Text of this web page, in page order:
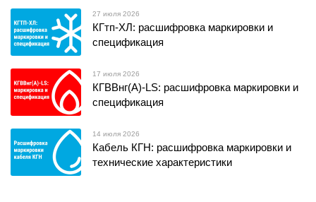
27 июля 2026
КГтп-ХЛ: расшифровка маркировки и
спецификация
17 июля 2026
КГВВнг(А)-LS: расшифровка маркировки и
спецификация
14 июля 2026
Кабель КГН: расшифровка маркировки и
технические характеристики